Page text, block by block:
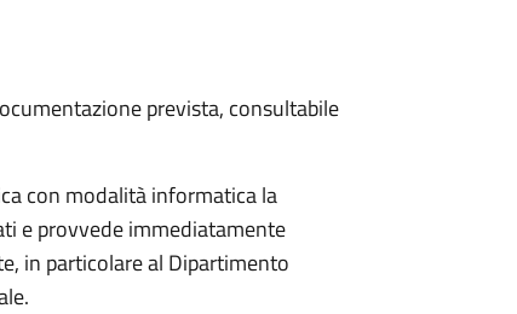
prevista, consultabile
con modalità informatica la
e provvede immediatamente
in particolare al Dipartimento